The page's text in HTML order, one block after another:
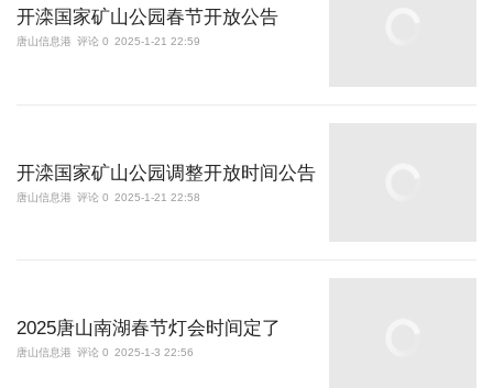
开滦国家矿山公园春节开放公告
唐山信息港 评论 0 2025-1-21 22:59
开滦国家矿山公园调整开放时间公告
唐山信息港 评论 0 2025-1-21 22:58
2025唐山南湖春节灯会时间定了
唐山信息港 评论 0 2025-1-3 22:56